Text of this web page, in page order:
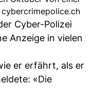
Cyber-Polizei
Anzeige in vielen
er erfährt, als er
«Die